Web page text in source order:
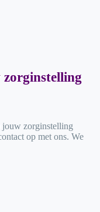
zorginstelling
jouw zorginstelling
op met ons. We